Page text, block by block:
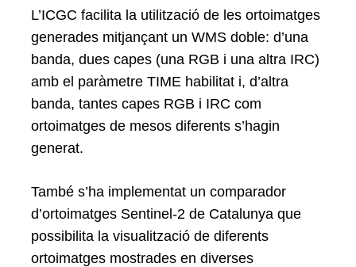
L’ICGC facilita la utilització de les ortoimatges
generades mitjançant un WMS doble: d’una
banda, dues capes (una RGB i una altra IRC)
amb el paràmetre TIME habilitat i, d’altra
banda, tantes capes RGB i IRC com
ortoimatges de mesos diferents s’hagin
generat.
També s’ha implementat un comparador
d’ortoimatges Sentinel-2 de Catalunya que
possibilita la visualització de diferents
ortoimatges mostrades en diverses